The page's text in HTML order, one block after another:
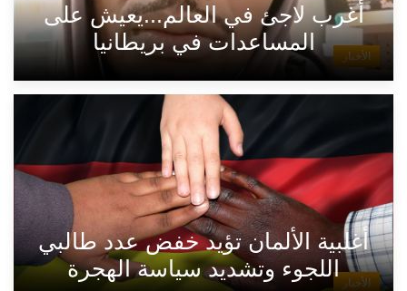
الأخبار
أغرب لاجئ في العالم...يعيش على
المساعدات في بريطانيا
الأخبار
أغلبية الألمان تؤيد خفض عدد طالبي
اللجوء وتشديد سياسة الهجرة